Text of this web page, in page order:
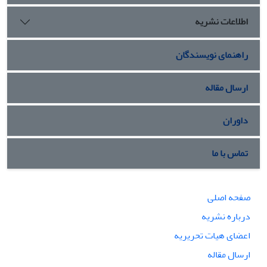
پارادایم هایی همانند،پارادایم کودتا، پارادایم اسکان اجباری،
پارادایم پوشش اجباری، پاردایم اصلاحات ارضی، پارادایم نظام تک
حزبی و پارادایم نخبه کشی، زمینه ی بازتولید نظام سیاسی
استبدادی، را در سطح جامعه فراهم آوردند.
اطلاعات نشریه
راهنمای نویسندگان
ارسال مقاله
داوران
تماس با ما
صفحه اصلی
درباره نشریه
اعضای هیات تحریریه
ارسال مقاله